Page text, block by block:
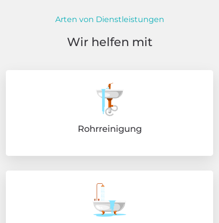
Arten von Dienstleistungen
Wir helfen mit
Rohrreinigung